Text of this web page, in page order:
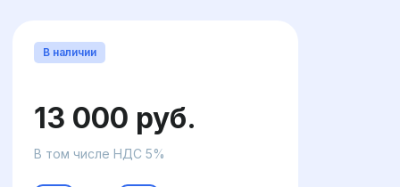
В наличии
13 000 руб.
В том числе НДС 5%